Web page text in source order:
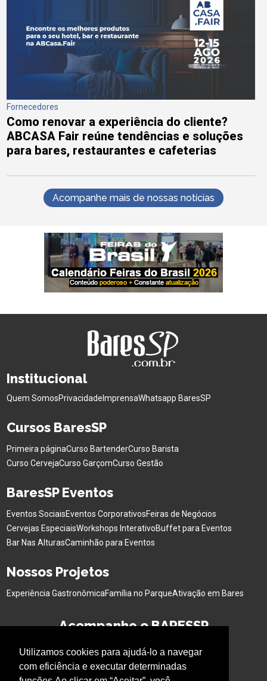
Utilizamos cookies para ajudá-lo a navegar
com eficiência e executar determinadas
Fornecedores
Como renovar a experiência do cliente?
ABCASA Fair reúne tendências e soluções
para bares, restaurantes e cafeterias
Acompanhe mais de nossas notícias
Institucional
Quem SomosPrivacidade ImprensaWhatsapp BaresSP
Cursos BaresSP
Primeira páginaCurso BartenderCurso Barista
Curso CervejaCurso GarçomCurso Gestão
BaresSP Eventos
Eventos SociaisEventos CorporativosFeiras de Negócios
Cervejas EspeciaisWorkshops InterativoBuffet para Eventos
Bar Nas AlturasCaminhão para Eventos
Nossos Projetos
Experiência GastronômicaFamília no ParqueAtivação em Bares
Acompanhe o BARESSP